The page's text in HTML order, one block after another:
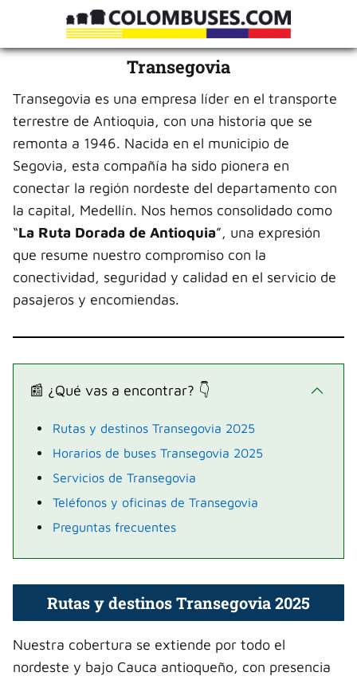
Transegovia
Transegovia es una empresa líder en el transporte
terrestre de Antioquia, con una historia que se
remonta a 1946. Nacida en el municipio de
Segovia, esta compañía ha sido pionera en
conectar la región nordeste del departamento con
la capital, Medellín. Nos hemos consolidado como
“La Ruta Dorada de Antioquia”, una expresión
que resume nuestro compromiso con la
conectividad, seguridad y calidad en el servicio de
pasajeros y encomiendas.
📰 ¿Qué vas a encontrar? 👇
Rutas y destinos Transegovia 2025
Horarios de buses Transegovia 2025
Servicios de Transegovia
Teléfonos y oficinas de Transegovia
Preguntas frecuentes
Rutas y destinos Transegovia 2025
Nuestra cobertura se extiende por todo el
nordeste y bajo Cauca antioqueño, con presencia